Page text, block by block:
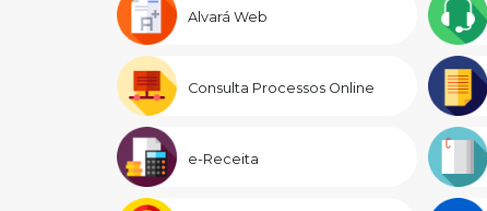
Alvará Web
Consulta Processos Online
e-Receita